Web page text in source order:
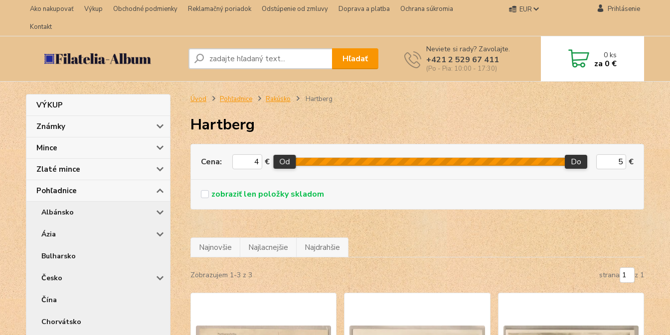
Ako nakupovať Výkup Obchodné podmienky Reklamačný poriadok Odstúpenie od zmluvy Doprava a platba
Ochrana súkromia
Kontakt
EUR Prihlásenie
Hľadať
Neviete si rady? Zavolajte.
+421 2 529 67 411
(Po - Pia: 10:00 - 17:30)
0ks
za 0 €
VÝKUP
Známky
Mince
Zlaté mince
Pohľadnice
Albánsko
Ázia
Bulharsko
Česko
Čína
Chorvátsko
Úvod Pohľadnice Rakúsko Hartberg
Hartberg
Cena: € Od Do €
skladom
Najnovšie Najlacnejšie Najdrahšie
Zobrazujem 1-3 z 3 strana z 1